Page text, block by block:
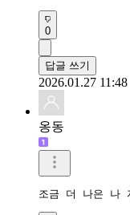
0
답글 쓰기
2026.01.27 11:48
옹동
조금 더 나은 나